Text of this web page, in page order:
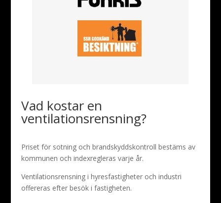
Vad kostar en
ventilationsrensning?
Priset för sotning och brandskyddskontroll bestäms av
kommunen och indexregleras varje år.
Ventilationsrensning i hyresfastigheter och industri
offereras efter besök i fastigheten.